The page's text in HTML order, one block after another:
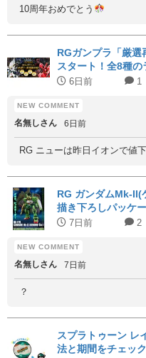
10周年おめでとう
RGガンプラ「厳
スタート！全8種
6日前 1
名無しさん 6日前
RG ニューは昨日イオンで値
RG ガンダムMk-II(
描き下ろしパッケ
7日前 2
名無しさん 7日前
？
スプラトゥーン レ
法と期間をチェック